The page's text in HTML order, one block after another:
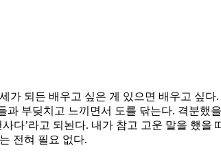
가 되든 배우고 싶은 게 있으면 배우고 싶
과 부딪치고 느끼면서 도를 닦는다. 격분했
사다’라고 되뇐다. 내가 참고 고운 말을 했
전혀 필요 없다.